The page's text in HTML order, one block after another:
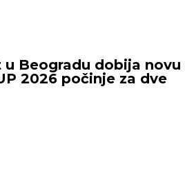
Beogradu dobija novu
2026 počinje za dve